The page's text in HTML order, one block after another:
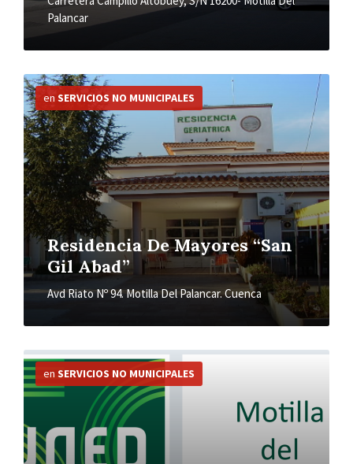
Palancar
Residencia De Mayores “San
Gil Abad”
Avd Riato Nº 94. Motilla Del Palancar. Cuenca
en SERVICIOS NO MUNICIPALES
Más
información
en SERVICIOS NO MUNICIPALES
Más
información